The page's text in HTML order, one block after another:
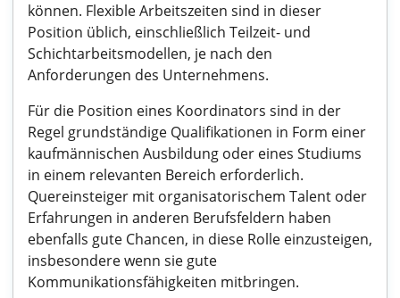
können. Flexible Arbeitszeiten sind in dieser
Position üblich, einschließlich Teilzeit- und
Schichtarbeitsmodellen, je nach den
Anforderungen des Unternehmens.
Für die Position eines Koordinators sind in der
Regel grundständige Qualifikationen in Form einer
kaufmännischen Ausbildung oder eines Studiums
in einem relevanten Bereich erforderlich.
Quereinsteiger mit organisatorischem Talent oder
Erfahrungen in anderen Berufsfeldern haben
ebenfalls gute Chancen, in diese Rolle einzusteigen,
insbesondere wenn sie gute
Kommunikationsfähigkeiten mitbringen.